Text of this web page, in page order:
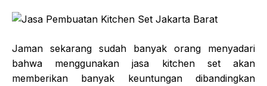
Jaman sekarang sudah banyak orang menyadari
bahwa menggunakan jasa kitchen set akan
memberikan banyak keuntungan dibandingkan